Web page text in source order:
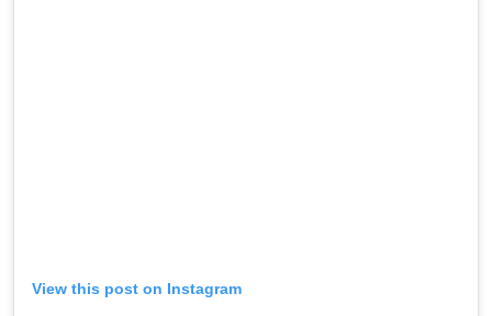
View this post on Instagram